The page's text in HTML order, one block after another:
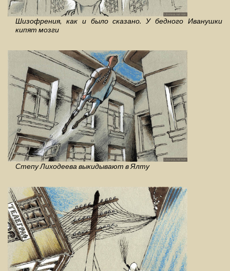
Шизофрения, как и было сказано. У бедного Иванушки
кипят мозги
Степу Лиходеева выкидывают в Ялту